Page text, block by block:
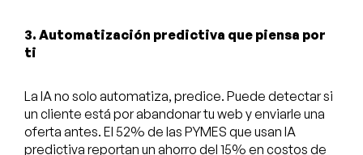
3. Automatización predictiva que piensa por
ti
La IA no solo automatiza, predice. Puede detectar si
un cliente está por abandonar tu web y enviarle una
oferta antes. El 52% de las PYMES que usan IA
predictiva reportan un ahorro del 15% en costos de